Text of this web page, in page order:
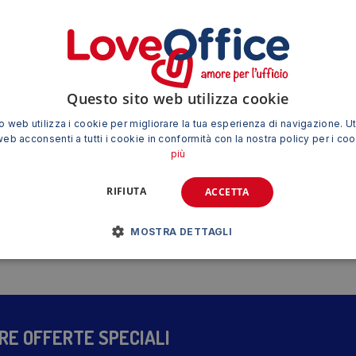
Ibico –
Etichette Full-Face CD Avery per
stampanti Laser – Bianco finitura
coprente Ø117 mm – 2 etichette per
foglio – 25 fogli – L7676-25 (conf.50
IVA esclusa
OFFERTE SPECIALI
Questo sito web utilizza cookie
web utilizza i cookie per migliorare la tua esperienza di navigazione.
acconsenti a tutti i cookie in conformità con la nostra policy per i
più
ACCETTA
RIFIUTA
MOSTRA DETTAGLI